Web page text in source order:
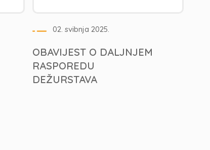
02. svibnja 2025.
OBAVIJEST O DALJNJEM
RASPOREDU
DEŽURSTAVA